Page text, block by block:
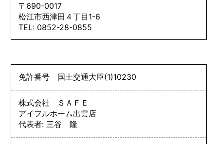
〒690-0017
松江市西津田４丁目1-6
TEL: 0852-28-0855
免許番号 国土交通大臣(1)10230
株式会社 ＳＡＦＥ
アイフルホーム出雲店
代表者: 三谷 隆